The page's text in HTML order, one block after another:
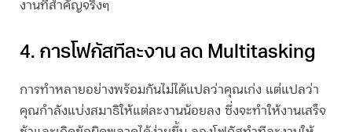
งานที่สำคัญจริงๆ
4. การโฟกัสทีละงาน ลด Multitasking
การทำหลายอย่างพร้อมกันไม่ได้แปลว่าคุณเก่ง แต่แปลว่า
คุณกำลังแบ่งสมาธิให้แต่ละงานน้อยลง ซึ่งจะทำให้งานเสร็จ